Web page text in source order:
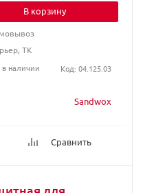
Sandwox
Сравнить
В корзину
ТК
в наличии
Код: 04.125.03